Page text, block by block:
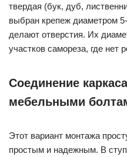
твердая (бук, дуб,
выбран крепеж диаметром
делают отверстия. Их
участков самореза, где нет
Соединение
мебельными
Этот вариант монтажа
простым и надежным. В